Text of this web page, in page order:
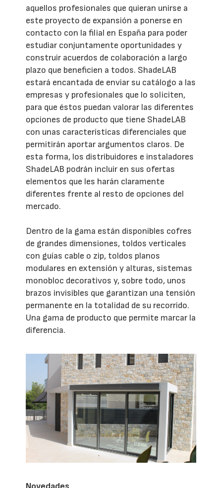
aquellos profesionales que quieran unirse a
este proyecto de expansión a ponerse en
contacto con la filial en España para poder
estudiar conjuntamente oportunidades y
construir acuerdos de colaboración a largo
plazo que beneficien a todos. ShadeLAB
estará encantada de enviar su catálogo a las
empresas y profesionales que lo soliciten,
para que éstos puedan valorar las diferentes
opciones de producto que tiene ShadeLAB
con unas características diferenciales que
permitirán aportar argumentos claros. De
esta forma, los distribuidores e instaladores
ShadeLAB podrán incluir en sus ofertas
elementos que les harán claramente
diferentes frente al resto de opciones del
mercado.
Dentro de la gama están disponibles cofres
de grandes dimensiones, toldos verticales
con guías cable o zip, toldos planos
modulares en extensión y alturas, sistemas
monobloc decorativos y, sobre todo, unos
brazos invisibles que garantizan una tensión
permanente en la totalidad de su recorrido.
Una gama de producto que permite marcar la
diferencia.